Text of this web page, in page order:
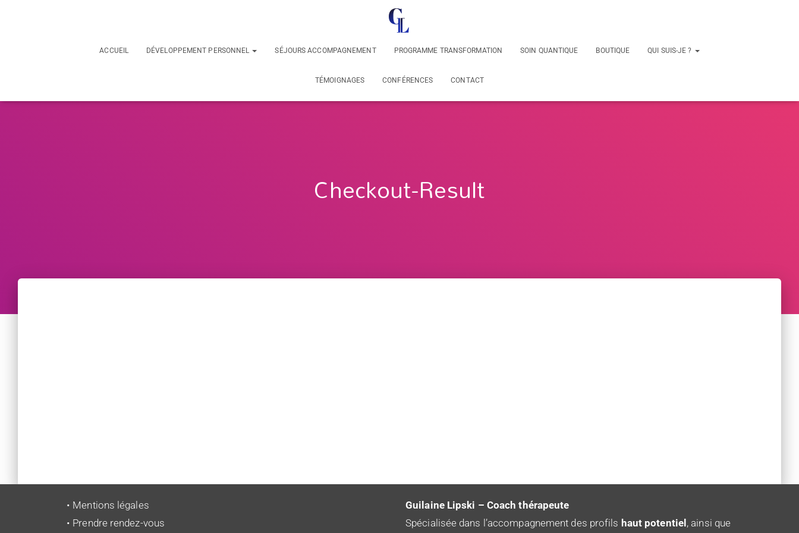
ACCUEIL DÉVELOPPEMENT PERSONNEL SÉJOURS ACCOMPAGNEMENT PROGRAMME TRANSFORMATION SOIN QUANTIQUE BOUTIQUE QUI SUIS-JE ?
TÉMOIGNAGES CONFÉRENCES CONTACT
Checkout-Result
• Mentions légales
• Prendre rendez-vous
Guilaine Lipski – Coach thérapeute
Spécialisée dans l’accompagnement des profils haut potentiel , ainsi que